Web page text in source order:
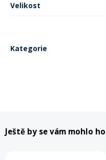
Velikost
Kategorie
Ještě by se vám mohlo